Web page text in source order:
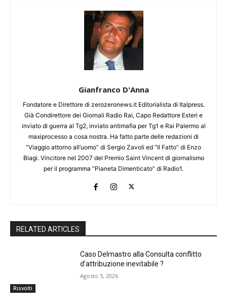
Gianfranco D'Anna
Fondatore e Direttore di zerozeronews.it Editorialista di Italpress.
Già Condirettore dei Giornali Radio Rai, Capo Redattore Esteri e
inviato di guerra al Tg2, inviato antimafia per Tg1 e Rai Palermo al
maxiprocesso a cosa nostra. Ha fatto parte delle redazioni di
“Viaggio attorno all’uomo” di Sergio Zavoli ed “Il Fatto” di Enzo
Biagi. Vincitore nel 2007 del Premio Saint Vincent di giornalismo
per il programma “Pianeta Dimenticato” di Radio1.
RELATED ARTICLES
Risvolti
Caso Delmastro alla Consulta conflitto
d’attribuzione inevitabile ?
Agosto 5, 2026